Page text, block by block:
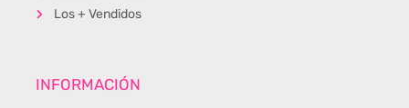
Los + Vendidos
INFORMACIÓN